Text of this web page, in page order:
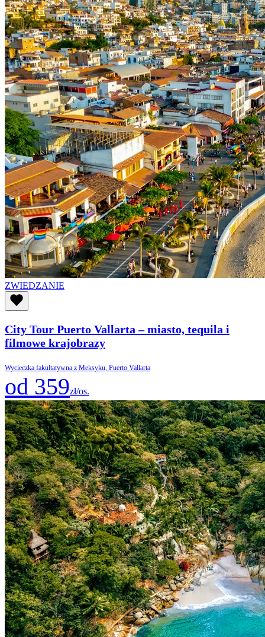
ZWIEDZANIE
City Tour Puerto Vallarta – miasto, tequila i
filmowe krajobrazy
Wycieczka fakultatywna z Meksyku, Puerto Vallarta
od 359zł/os.